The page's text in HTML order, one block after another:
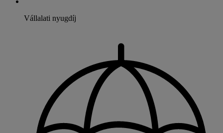
Vállalati nyugdíj